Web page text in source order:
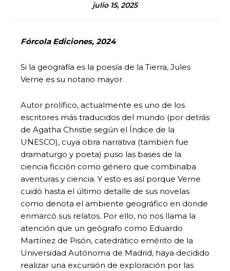
julio 15, 2025
Fórcola Ediciones, 2024
Si la geografía es la poesía de la Tierra, Jules
Verne es su notario mayor.
Autor prolífico, actualmente es uno de los
escritores más traducidos del mundo (por detrás
de Agatha Christie según el Índice de la
UNESCO), cuya obra narrativa (también fue
dramaturgo y poeta) puso las bases de la
ciencia ficción como género que combinaba
aventuras y ciencia. Y esto es así porque Verne
cuidó hasta el último detalle de sus novelas
como denota el ambiente geográfico en donde
enmarcó sus relatos. Por ello, no nos llama la
atención que un geógrafo como Eduardo
Martínez de Pisón, catedrático emérito de la
Universidad Autónoma de Madrid, haya decidido
realizar una excursión de exploración por las